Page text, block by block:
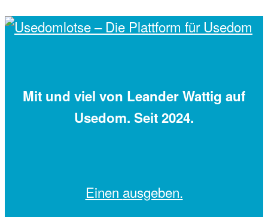
Mit und viel von Leander Wattig auf
Usedom. Seit 2024.
Einen ausgeben.